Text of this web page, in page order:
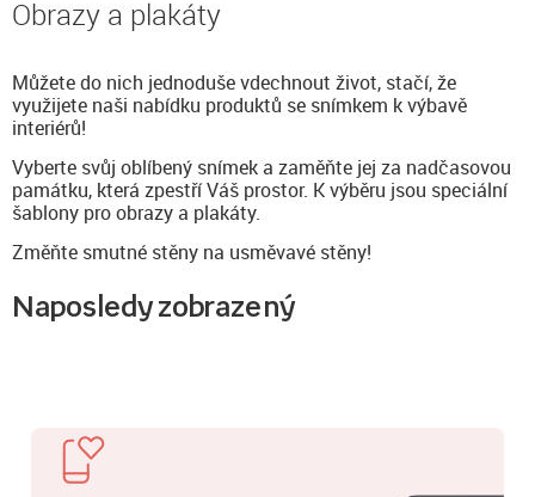
Obrazy a plakáty
Můžete do nich jednoduše vdechnout život, stačí, že
využijete naši nabídku produktů se snímkem k výbavě
interiérů!
Vyberte svůj oblíbený snímek a zaměňte jej za nadčasovou
památku, která zpestří Váš prostor. K výběru jsou speciální
šablony pro obrazy a plakáty.
Změňte smutné stěny na usměvavé stěny!
Naposledy zobrazený